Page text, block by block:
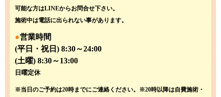
可能な方はLINEからお問合せ下さい。
施術中は電話に出られない事があります。
営業時間
(平日・祝日) 8:30～24:00
(土曜) 8:30～13:00
日曜定休
※当日のご予約は20時までにご連絡ください。 ※20時以降は自費施術・